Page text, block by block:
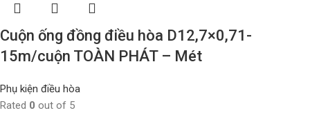
Cuộn ống đồng điều hòa D12,7×0,71-
15m/cuộn TOÀN PHÁT – Mét
Phụ kiện điều hòa
Rated 0 out of 5